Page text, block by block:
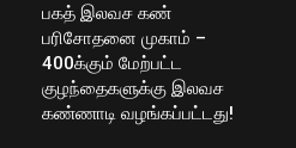
பகத் இலவச கண்
பரிசோதனை முகாம் –
400க்கும் மேற்பட்ட
குழந்தைகளுக்கு இலவச
கண்ணாடி வழங்கப்பட்டது!